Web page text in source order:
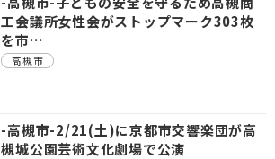
工会議所女性会がストップマーク303枚
を市…
高槻市
-高槻市-2/21(土)に京都市交響楽団が高
槻城公園芸術文化劇場で公演